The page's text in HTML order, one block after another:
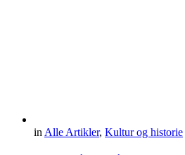
in Alle Artikler, Kultur og historie